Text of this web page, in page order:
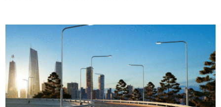
c
u
k
a
r
a
J
a
l
a
n